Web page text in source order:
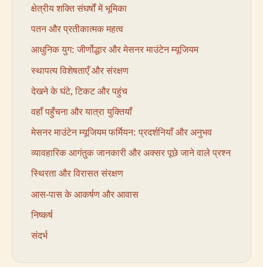
क्षेत्रीय शक्ति संघर्षों में भूमिका
पतन और प्रतीकात्मक महत्व
आधुनिक युग: जीर्णोद्धार और मेसनर माउंटेन म्यूजियम
स्थापत्य विशेषताएँ और संरक्षण
देखने के घंटे, टिकट और पहुंच
वहाँ पहुँचना और यात्रा युक्तियाँ
मेसनर माउंटेन म्यूजियम फर्मियन: प्रदर्शनियाँ और अनुभव
व्यावहारिक आगंतुक जानकारी और अक्सर पूछे जाने वाले प्रश्न
स्थिरता और विरासत संरक्षण
आस-पास के आकर्षण और आवास
निष्कर्ष
संदर्भ